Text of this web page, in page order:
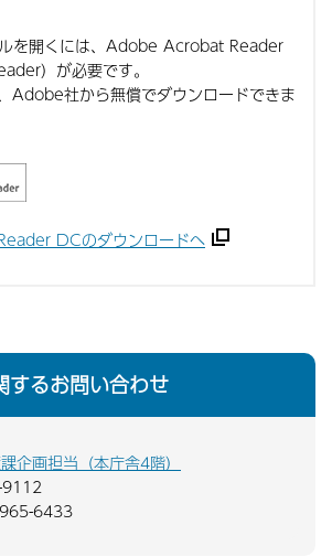
を開くには、Adobe Acrobat Reader
）が必要です。
Adobe社から無償でダウンロードできま
DCのダウンロードへ
するお問い合わせ
企画担当（本庁舎4階）
9112
6433